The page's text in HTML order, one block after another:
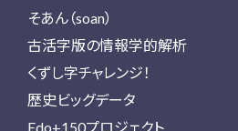
そあん（soan）
古活字版の情報学的解析
くずし字チャレンジ！
歴史ビッグデータ
Edo+150プロジェクト